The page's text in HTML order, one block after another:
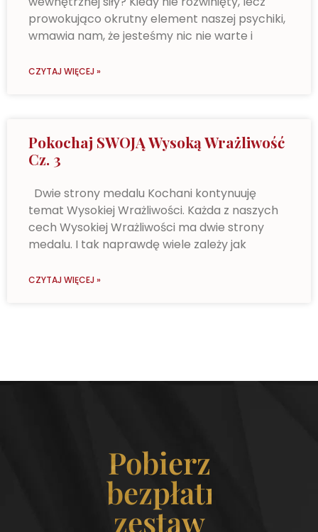
prowokująco okrutny element naszej psychiki,
wmawia nam, że jesteśmy nic nie warte i
CZYTAJ WIĘCEJ »
Pokochaj SWOJĄ Wysoką Wrażliwość
Cz. 3
Dwie strony medalu Kochani kontynuuję
temat Wysokiej Wrażliwości. Każda z naszych
cech Wysokiej Wrażliwości ma dwie strony
medalu. I tak naprawdę wiele zależy jak
CZYTAJ WIĘCEJ »
Pobierz
bezpłatny
zestaw